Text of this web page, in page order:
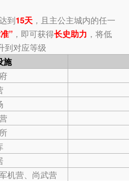
到15天，且主公主城内的任一
”，即可获得长史助力 ，将低
到对应等级
施
机营、尚武营